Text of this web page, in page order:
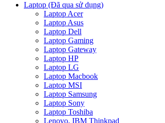
Laptop (Đã qua sử dụng)
Laptop Acer
Laptop Asus
Laptop Dell
Laptop Gaming
Laptop Gateway
Laptop HP
Laptop LG
Laptop Macbook
Laptop MSI
Laptop Samsung
Laptop Sony
Laptop Toshiba
Lenovo, IBM Thinkpad